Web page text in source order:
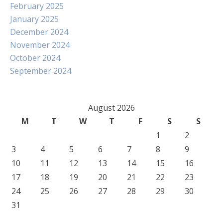
February 2025
January 2025
December 2024
November 2024
October 2024
September 2024
August 2026
M
T W T F S
S
1
2
3
4 5 6 7 8
9
10
11 12 13 14 15
16
17
18 19 20 21 22
23
24
25 26 27 28 29
30
31